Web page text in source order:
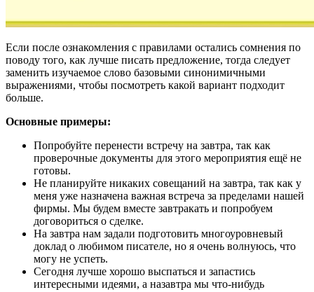
Если после ознакомления с правилами остались сомнения по
поводу того, как лучше писать предложение, тогда следует
заменить изучаемое слово базовыми синонимичными
выражениями, чтобы посмотреть какой вариант подходит
больше.
Основные примеры:
Попробуйте перенести встречу на завтра, так как
проверочные документы для этого мероприятия ещё не
готовы.
Не планируйте никаких совещаний на завтра, так как у
меня уже назначена важная встреча за пределами нашей
фирмы. Мы будем вместе завтракать и попробуем
договориться о сделке.
На завтра нам задали подготовить многоуровневый
доклад о любимом писателе, но я очень волнуюсь, что
могу не успеть.
Сегодня лучше хорошо выспаться и запастись
интересными идеями, а назавтра мы что-нибудь